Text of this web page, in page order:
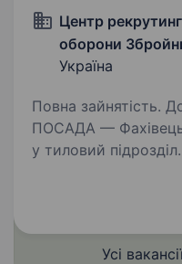
Центр
оборони
Україна
Повна зайнятість.
ПОСАДА — Фахівець
у тиловий підрозділ
Сили
Усі